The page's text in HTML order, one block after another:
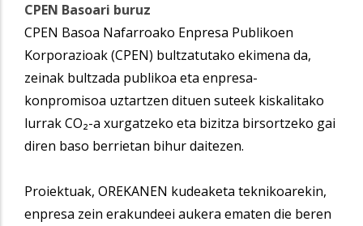
CPEN Basoari buruz
CPEN Basoa Nafarroako Enpresa Publikoen
Korporazioak (CPEN) bultzatutako ekimena da,
zeinak bultzada publikoa eta enpresa-
konpromisoa uztartzen dituen suteek kiskalitako
lurrak CO₂-a xurgatzeko eta bizitza birsortzeko gai
diren baso berrietan bihur daitezen.
Proiektuak, OREKANEN kudeaketa teknikoarekin,
enpresa zein erakundeei aukera ematen die beren